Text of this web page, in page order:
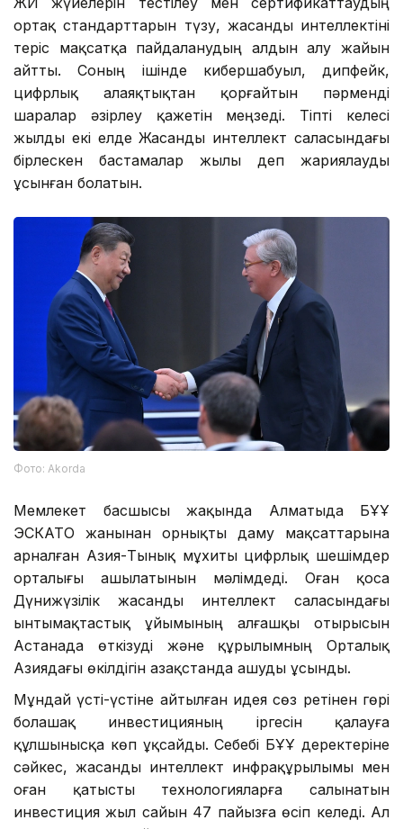
ортақ стандарттарын түзу, жасанды интеллектіні
теріс мақсатқа пайдаланудың алдын алу жайын
айтты. Соның ішінде кибершабуыл, дипфейк,
цифрлық алаяқтықтан қорғайтын пәрменді
шаралар әзірлеу қажетін меңзеді. Тіпті келесі
жылды екі елде Жасанды интеллект саласындағы
бірлескен бастамалар жылы деп жариялауды
ұсынған болатын.
Фото: Аkorda
Мемлекет басшысы жақында Алматыда БҰҰ
ЭСКАТО жанынан орнықты даму мақсаттарына
арналған Азия-Тынық мұхиты цифрлық шешімдер
орталығы ашылатынын мәлімдеді. Оған қоса
Дүнижүзілік жасанды интеллект саласындағы
ынтымақтастық ұйымының алғашқы отырысын
Астанада өткізуді және құрылымның Орталық
Азиядағы өкілдігін Қазақстанда ашуды ұсынды.
Мұндай үсті-үстіне айтылған идея сөз ретінен гөрі
болашақ инвестицияның іргесін қалауға
құлшынысқа көп ұқсайды. Себебі БҰҰ деректеріне
сәйкес, жасанды интеллект инфрақұрылымы мен
оған қатысты технологияларға салынатын
инвестиция жыл сайын 47 пайызға өсіп келеді. Ал